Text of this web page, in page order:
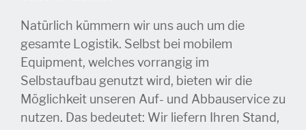
Natürlich kümmern wir uns auch um die
gesamte Logistik. Selbst bei mobilem
Equipment, welches vorrangig im
Selbstaufbau genutzt wird, bieten wir die
Möglichkeit unseren Auf- und Abbauservice zu
nutzen. Das bedeutet: Wir liefern Ihren Stand,